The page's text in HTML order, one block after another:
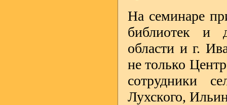
На семинаре
библиотек и
области и г.
не только
сотрудники
Лухского,